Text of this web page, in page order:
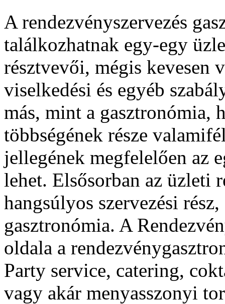
A rendezvényszervezés
találkozhatnak egy-egy
résztvevői, mégis kevesen
viselkedési és egyéb
más, mint a gasztronómia,
többségének része
jellegének megfelelően az
lehet. Elsősorban az üzleti
hangsúlyos szervezési
gasztronómia. A
oldala a
Party service, catering,
vagy akár menyasszonyi